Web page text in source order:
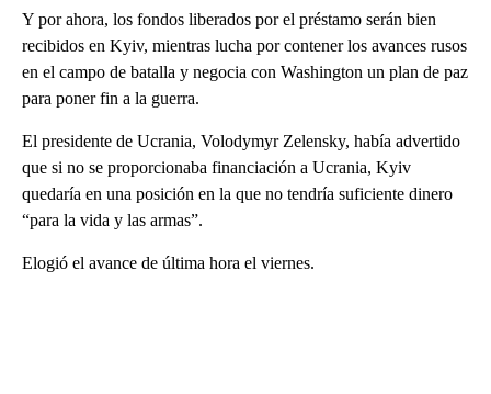
Y por ahora, los fondos liberados por el préstamo serán bien
recibidos en Kyiv, mientras lucha por contener los avances rusos
en el campo de batalla y negocia con Washington un plan de paz
para poner fin a la guerra.
El presidente de Ucrania, Volodymyr Zelensky, había advertido
que si no se proporcionaba financiación a Ucrania, Kyiv
quedaría en una posición en la que no tendría suficiente dinero
“para la vida y las armas”.
Elogió el avance de última hora el viernes.